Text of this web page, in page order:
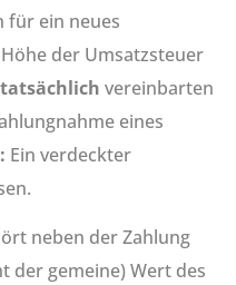
für ein neues
der Umsatzsteuer
tatsächlich vereinbarten
eines
Ein verdeckter
neben der Zahlung
der gemeine) Wert des